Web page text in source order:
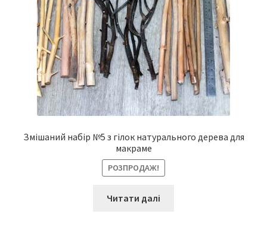
Змішаний набір №5 з гілок натурального дерева для
макраме
РОЗПРОДАЖ!
Читати далі